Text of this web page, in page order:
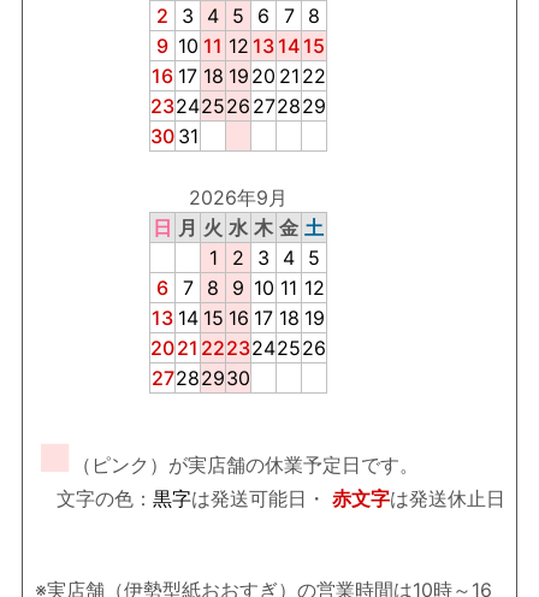
2
3 4 5 6 7
8
9 10 11 12 13 14 15
16 17 18 19 20 21 22
23242526 272829
30 31
2026年9月
日 月 火 水 木 金 土
1
2 3 4 5
6 7 8 9 10 11 12
13 14 15 16 17 18 19
2021 2223242526
27282930
■
（ピンク）が実店舗の休業予定日です。
文字の色： 黒字は発送可能日・ 赤文字は発送休止日
※実店舗（伊勢型紙おおすぎ）の営業時間は10時～16